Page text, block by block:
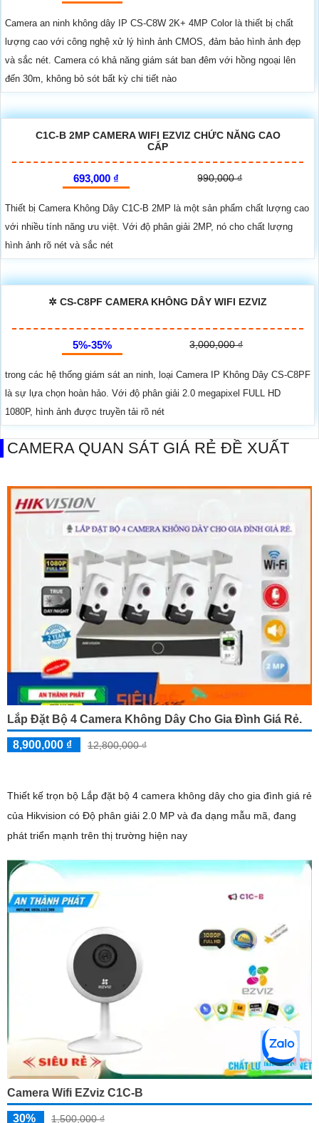
Camera an ninh không dây IP CS-C8W 2K+ 4MP Color là thiết bị chất
lượng cao với công nghệ xử lý hình ảnh CMOS, đảm bảo hình ảnh đẹp
và sắc nét. Camera có khả năng giám sát ban đêm với hồng ngoại lên
đến 30m, không bỏ sót bất kỳ chi tiết nào
C1C-B 2MP CAMERA WIFI EZVIZ CHỨC NĂNG CAO
CẤP
693,000 ₫ 990,000 ₫
Thiết bị Camera Không Dây C1C-B 2MP là một sản phẩm chất lượng cao
với nhiều tính năng ưu việt. Với độ phân giải 2MP, nó cho chất lượng
hình ảnh rõ nét và sắc nét
✲ CS-C8PF CAMERA KHÔNG DÂY WIFI EZVIZ
5%-35% 3,000,000 ₫
trong các hệ thống giám sát an ninh, loại Camera IP Không Dây CS-C8PF
là sự lựa chọn hoàn hảo. Với độ phân giải 2.0 megapixel FULL HD
1080P, hình ảnh được truyền tải rõ nét
CAMERA QUAN SÁT GIÁ RẺ ĐỀ XUẤT
Lắp Đặt Bộ 4 Camera Không Dây Cho Gia Đình Giá Rẻ.
8,900,000 ₫ 12,800,000 ₫
Thiết kế trọn bộ Lắp đặt bộ 4 camera không dây cho gia đình giá rẻ
của Hikvision có Độ phân giải 2.0 MP và đa dạng mẫu mã, đang
phát triển mạnh trên thị trường hiện nay
Camera Wifi EZviz C1C-B
30% 1,500,000 ₫